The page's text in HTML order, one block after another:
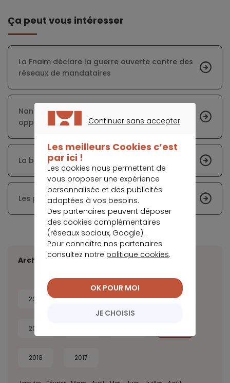
Ça peut vous intéresser
La Fnaim déclare la guerre ouverte contre des
réseaux de mandataires
Nantes, la ville qui présente les meilleures
opportunités professionnelles
La baisse des taux immobiliers se poursuit
Les prix immobiliers flambent toujours
Archives
2026 2025 2024 2023
2022
2018 2017
Continuer sans accepter
Les meilleurs Cookies c’est
par ici !
Les cookies nous permettent de
vous proposer une expérience
personnalisée et des publicités
adaptées à vos besoins.
Des partenaires peuvent déposer
des cookies complémentaires
(réseaux sociaux, Google).
Pour connaître nos partenaires
consultez notre politique cookies.
JE CHOISIS
OK POUR MOI